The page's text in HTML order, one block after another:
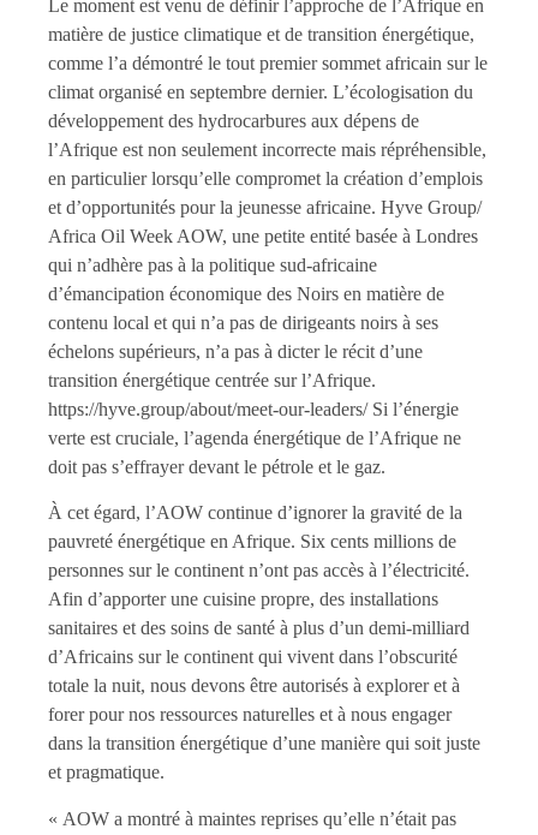
Le moment est venu de définir l’approche de l’Afrique en
matière de justice climatique et de transition énergétique,
comme l’a démontré le tout premier sommet africain sur le
climat organisé en septembre dernier. L’écologisation du
développement des hydrocarbures aux dépens de
l’Afrique est non seulement incorrecte mais répréhensible,
en particulier lorsqu’elle compromet la création d’emplois
et d’opportunités pour la jeunesse africaine. Hyve Group/
Africa Oil Week AOW, une petite entité basée à Londres
qui n’adhère pas à la politique sud-africaine
d’émancipation économique des Noirs en matière de
contenu local et qui n’a pas de dirigeants noirs à ses
échelons supérieurs, n’a pas à dicter le récit d’une
transition énergétique centrée sur l’Afrique.
https://hyve.group/about/meet-our-leaders/ Si l’énergie
verte est cruciale, l’agenda énergétique de l’Afrique ne
doit pas s’effrayer devant le pétrole et le gaz.
À cet égard, l’AOW continue d’ignorer la gravité de la
pauvreté énergétique en Afrique. Six cents millions de
personnes sur le continent n’ont pas accès à l’électricité.
Afin d’apporter une cuisine propre, des installations
sanitaires et des soins de santé à plus d’un demi-milliard
d’Africains sur le continent qui vivent dans l’obscurité
totale la nuit, nous devons être autorisés à explorer et à
forer pour nos ressources naturelles et à nous engager
dans la transition énergétique d’une manière qui soit juste
et pragmatique.
« AOW a montré à maintes reprises qu’elle n’était pas